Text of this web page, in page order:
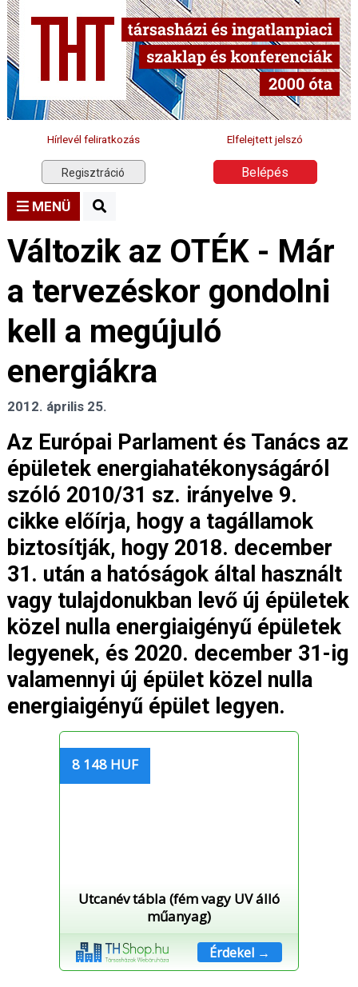
Hírlevél feliratkozás Elfelejtett jelszó
Regisztráció Belépés
MENÜ
Változik az OTÉK - Már
a tervezéskor gondolni
kell a megújuló
energiákra
2012. április 25.
Az Európai Parlament és Tanács az
épületek energiahatékonyságáról
szóló 2010/31 sz. irányelve 9.
cikke előírja, hogy a tagállamok
biztosítják, hogy 2018. december
31. után a hatóságok által használt
vagy tulajdonukban levő új épületek
közel nulla energiaigényű épületek
legyenek, és 2020. december 31-ig
valamennyi új épület közel nulla
energiaigényű épület legyen.
8 148 HUF
Utcanév tábla (fém vagy UV álló
műanyag)
Érdekel →